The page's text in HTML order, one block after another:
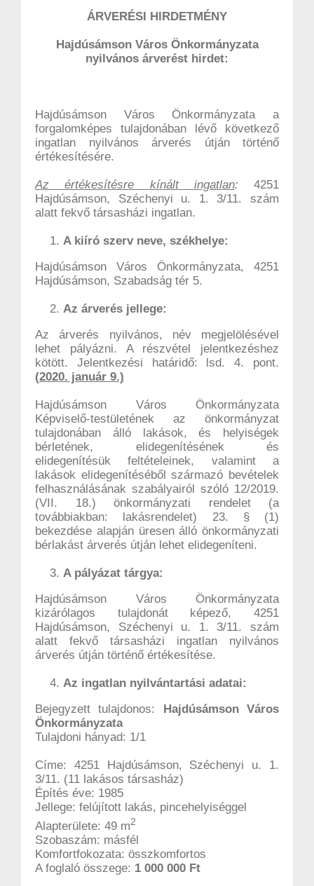
ÁRVERÉSI HIRDETMÉNY
Hajdúsámson Város Önkormányzata
nyilvános árverést hirdet:
Hajdúsámson Város Önkormányzata a
forgalomképes tulajdonában lévő következő
ingatlan nyilvános árverés útján történő
értékesítésére.
Az értékesítésre kínált ingatlan: 4251
Hajdúsámson, Széchenyi u. 1. 3/11. szám
alatt fekvő társasházi ingatlan.
A kiíró szerv neve, székhelye:
Hajdúsámson Város Önkormányzata, 4251
Hajdúsámson, Szabadság tér 5.
Az árverés jellege:
Az árverés nyilvános, név megjelölésével
lehet pályázni. A részvétel jelentkezéshez
kötött. Jelentkezési határidő: lsd. 4. pont.
(2020. január 9.)
Hajdúsámson Város Önkormányzata
Képviselő-testületének az önkormányzat
tulajdonában álló lakások, és helyiségek
bérletének, elidegenítésének és
elidegenítésük feltételeinek, valamint a
lakások elidegenítéséből származó bevételek
felhasználásának szabályairól szóló 12/2019.
(VII. 18.) önkormányzati rendelet (a
továbbiakban: lakásrendelet) 23. § (1)
bekezdése alapján üresen álló önkormányzati
bérlakást árverés útján lehet elidegeníteni.
A pályázat tárgya:
Hajdúsámson Város Önkormányzata
kizárólagos tulajdonát képező, 4251
Hajdúsámson, Széchenyi u. 1. 3/11. szám
alatt fekvő társasházi ingatlan nyilvános
árverés útján történő értékesítése.
Az ingatlan nyilvántartási adatai:
Bejegyzett tulajdonos: Hajdúsámson Város
Önkormányzata
Tulajdoni hányad: 1/1
Címe: 4251 Hajdúsámson, Széchenyi u. 1.
3/11. (11 lakásos társasház)
Építés éve: 1985
Jellege: felújított lakás, pincehelyiséggel
Alapterülete: 49 m2
Szobaszám: másfél
Komfortfokozata: összkomfortos
A foglaló összege: 1 000 000 Ft